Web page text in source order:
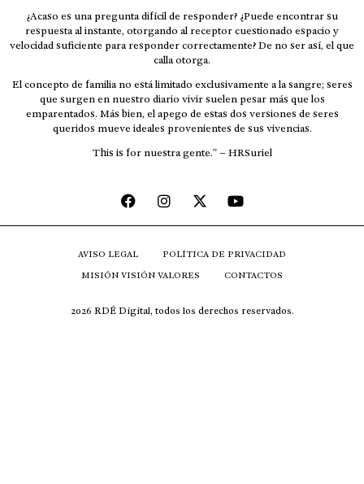
¿Acaso es una pregunta difícil de responder? ¿Puede encontrar su
respuesta al instante, otorgando al receptor cuestionado espacio y
velocidad suficiente para responder correctamente? De no ser así, el que
calla otorga.
El concepto de familia no está limitado exclusivamente a la sangre; seres
que surgen en nuestro diario vivir suelen pesar más que los
emparentados. Más bien, el apego de estas dos versiones de seres
queridos mueve ideales provenientes de sus vivencias.
This is for nuestra gente.” – HRSuriel
AVISO LEGAL
POLÍTICA DE PRIVACIDAD
MISIÓN VISIÓN VALORES
CONTACTOS
2026 RDÉ Digital, todos los derechos reservados.